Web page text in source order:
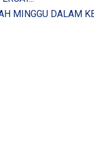
MINGGU DALAM